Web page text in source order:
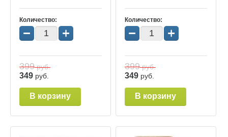
Количество:
− +
399руб.
349 руб.
В корзину
Количество:
− +
399руб.
349 руб.
В корзину